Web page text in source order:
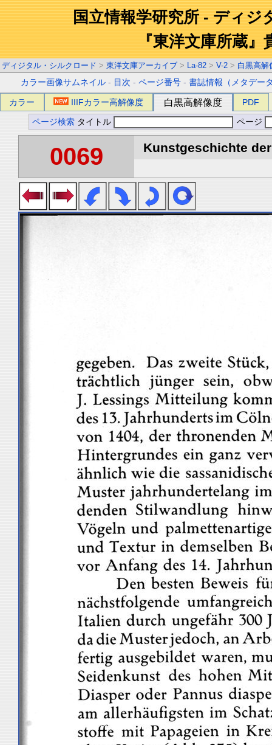
国立情報学研究所 - ディジ
『東洋文庫所蔵』
ディジタル・シルクロード > 東洋文庫アーカイブ > La-82 > V-2 > 白黒高解
カラー画像サムネイル - 目次 -ページ番号 -書誌情報（メタデー
カラー IIIFカラー高解像度 白黒高解像度 PDF
ページ検索 タイトル ページ
0069 Kunstgeschichte